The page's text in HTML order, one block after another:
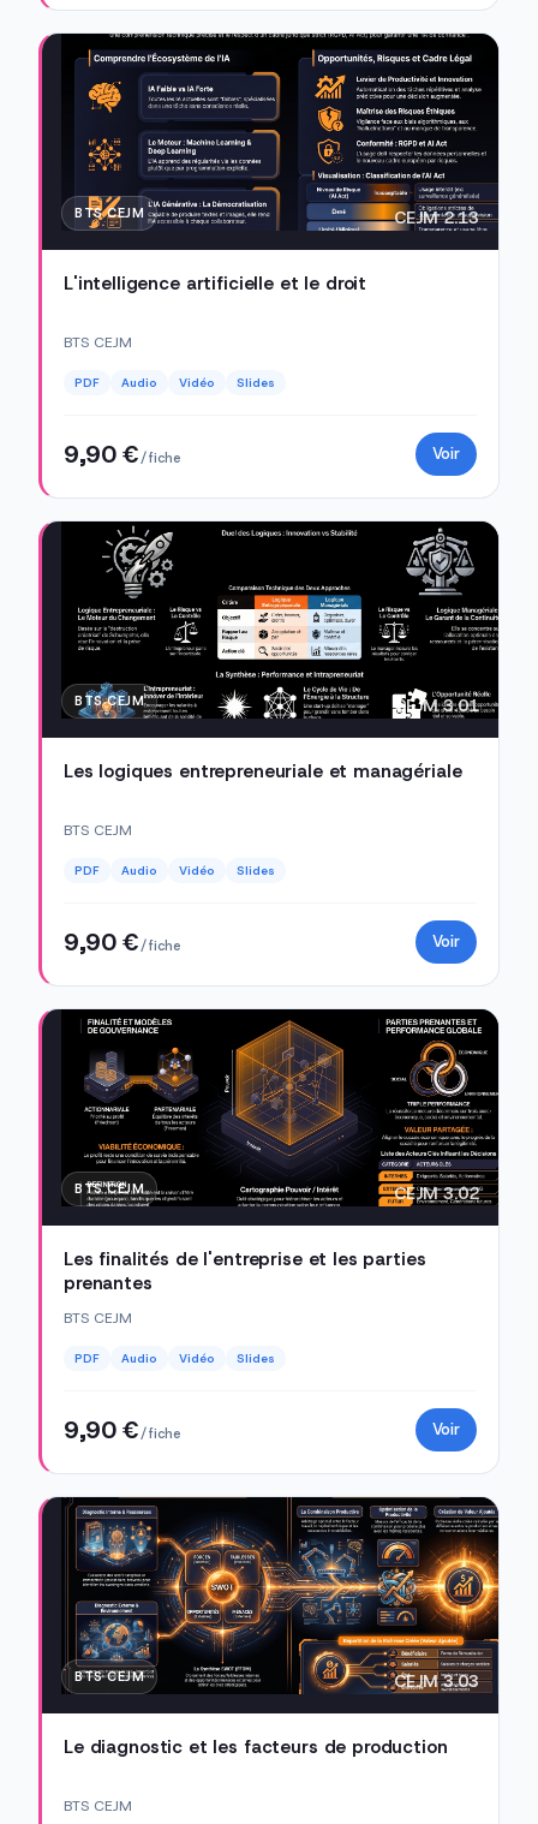
BTS CEJM CEJM 2.13
L'intelligence artificielle et le droit
BTS CEJM
PDF Audio Vidéo Slides
9,90 €/ fiche Voir
BTS CEJM CEJM 3.01
Les logiques entrepreneuriale et managériale
BTS CEJM
PDF Audio Vidéo Slides
9,90 €/ fiche Voir
BTS CEJM CEJM 3.02
Les finalités de l'entreprise et les parties
prenantes
BTS CEJM
PDF Audio Vidéo Slides
9,90 €/ fiche Voir
BTS CEJM CEJM 3.03
Le diagnostic et les facteurs de production
BTS CEJM